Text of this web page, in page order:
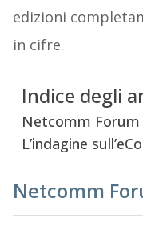
edizioni
in cifre.
Indice degli
Netcomm Forum
L’indagine
Netcomm